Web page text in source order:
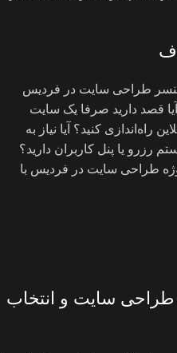
طراحی سایت در فردیس
قصد دارید صرفا یک سایت
راه‌اندازی کنید؟ آیا نیاز به
رزرو یا پنل کاربران دارید؟
طراحی سایت در فردیس با
سایت و انتخاب